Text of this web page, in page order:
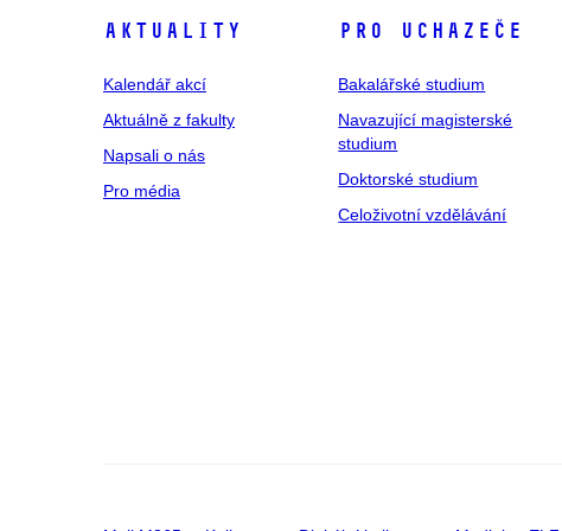
Aktuality
Kalendář akcí
Aktuálně z fakulty
Napsali o nás
Pro média
Pro uchazeče
Bakalářské studium
Navazující magisterské
studium
Doktorské studium
Celoživotní vzdělávání